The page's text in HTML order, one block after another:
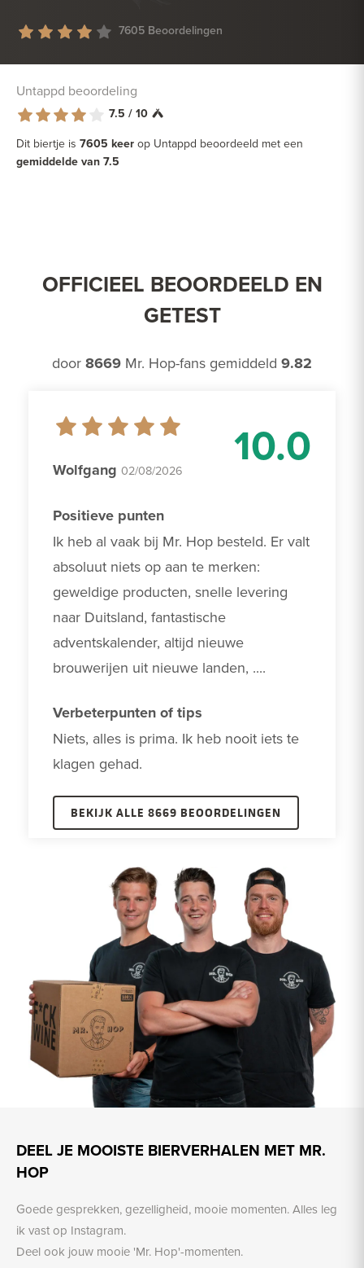
7605 Beoordelingen
Untappd beoordeling
7.5 / 10
Dit biertje is 7605 keer op Untappd beoordeeld met een
gemiddelde van 7.5
OFFICIEEL BEOORDEELD EN
GETEST
door 8669 Mr. Hop-fans gemiddeld 9.82
10.0
Wolfgang 02/08/2026
Positieve punten
Ik heb al vaak bij Mr. Hop besteld. Er valt
absoluut niets op aan te merken:
geweldige producten, snelle levering
naar Duitsland, fantastische
adventskalender, altijd nieuwe
brouwerijen uit nieuwe landen, ....
Verbeterpunten of tips
Niets, alles is prima. Ik heb nooit iets te
klagen gehad.
BEKIJK ALLE 8669 BEOORDELINGEN
DEEL JE MOOISTE BIERVERHALEN MET MR.
HOP
Goede gesprekken, gezelligheid, mooie momenten. Alles leg
ik vast op Instagram.
Deel ook jouw mooie 'Mr. Hop'-momenten.